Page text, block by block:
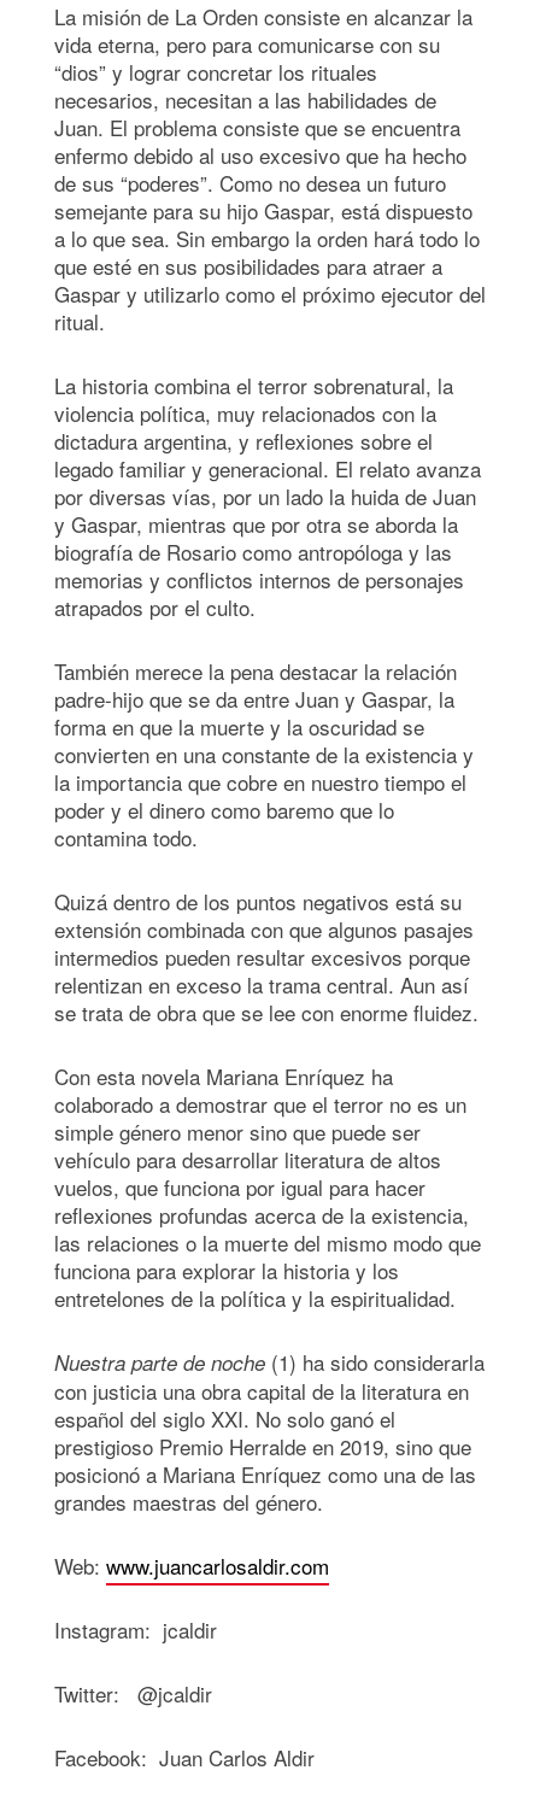
La misión de La Orden consiste en alcanzar la
vida eterna, pero para comunicarse con su
“dios” y lograr concretar los rituales
necesarios, necesitan a las habilidades de
Juan. El problema consiste que se encuentra
enfermo debido al uso excesivo que ha hecho
de sus “poderes”. Como no desea un futuro
semejante para su hijo Gaspar, está dispuesto
a lo que sea. Sin embargo la orden hará todo lo
que esté en sus posibilidades para atraer a
Gaspar y utilizarlo como el próximo ejecutor del
ritual.
La historia combina el terror sobrenatural, la
violencia política, muy relacionados con la
dictadura argentina, y reflexiones sobre el
legado familiar y generacional. El relato avanza
por diversas vías, por un lado la huida de Juan
y Gaspar, mientras que por otra se aborda la
biografía de Rosario como antropóloga y las
memorias y conflictos internos de personajes
atrapados por el culto.
También merece la pena destacar la relación
padre-hijo que se da entre Juan y Gaspar, la
forma en que la muerte y la oscuridad se
convierten en una constante de la existencia y
la importancia que cobre en nuestro tiempo el
poder y el dinero como baremo que lo
contamina todo.
Quizá dentro de los puntos negativos está su
extensión combinada con que algunos pasajes
intermedios pueden resultar excesivos porque
relentizan en exceso la trama central. Aun así
se trata de obra que se lee con enorme fluidez.
Con esta novela Mariana Enríquez ha
colaborado a demostrar que el terror no es un
simple género menor sino que puede ser
vehículo para desarrollar literatura de altos
vuelos, que funciona por igual para hacer
reflexiones profundas acerca de la existencia,
las relaciones o la muerte del mismo modo que
funciona para explorar la historia y los
entretelones de la política y la espiritualidad.
Nuestra parte de noche (1) ha sido considerarla
con justicia una obra capital de la literatura en
español del siglo XXI. No solo ganó el
prestigioso Premio Herralde en 2019, sino que
posicionó a Mariana Enríquez como una de las
grandes maestras del género.
Web: www.juancarlosaldir.com
Instagram: jcaldir
Twitter: @jcaldir
Facebook: Juan Carlos Aldir